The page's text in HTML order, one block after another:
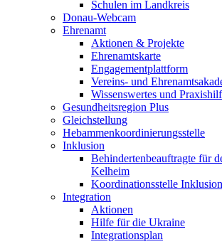
Schulen im Landkreis
Donau-Webcam
Ehrenamt
Aktionen & Projekte
Ehrenamtskarte
Engagementplattform
Vereins- und
Wissenswertes und
Gesundheitsregion Plus
Gleichstellung
Hebammenkoordinierungsstelle
Inklusion
Behindertenbeauftragte für
Kelheim
Koordinationsstelle Inklusion
Integration
Aktionen
Hilfe für die Ukraine
Integrationsplan